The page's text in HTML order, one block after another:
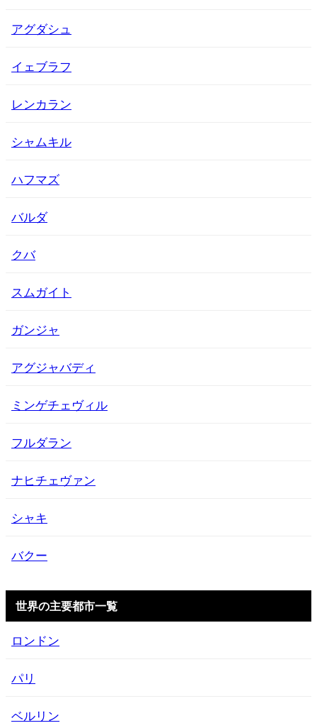
アグダシュ
イェブラフ
レンカラン
シャムキル
ハフマズ
バルダ
クバ
スムガイト
ガンジャ
アグジャバディ
ミンゲチェヴィル
フルダラン
ナヒチェヴァン
シャキ
バクー
世界の主要都市一覧
ロンドン
パリ
ベルリン